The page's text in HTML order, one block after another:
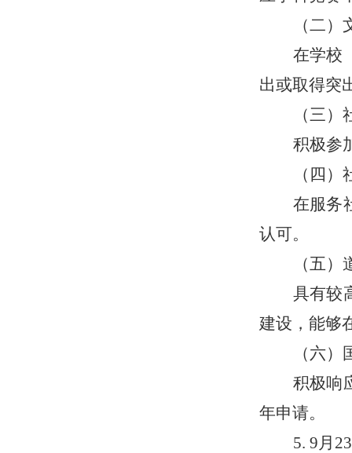
（二
在学校
出或取得突
（三
积极参
（四
在服务
认可。
（五
具有较
建设，能够
（六
积极响
年申请。
5. 9月 23